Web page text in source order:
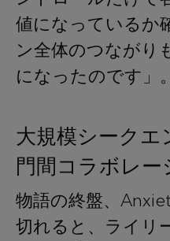
値になっているか
ン全体のつながり
になったのです」。
大規模シークエ
門間コラボレー
物語の終盤、
切れると、ライリ